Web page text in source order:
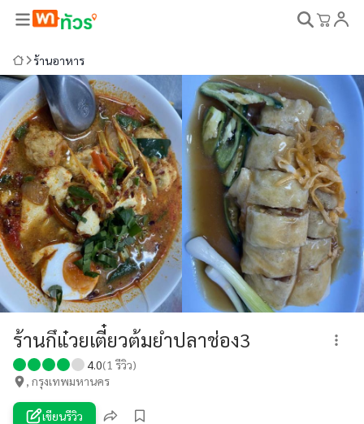
ร้านอาหาร
ร้านกึแ๋วยเตี๋ยวต้มยำปลาช่อง3
4.0(1 รีวิว)
, กรุงเทพมหานคร
เขียนรีวิว